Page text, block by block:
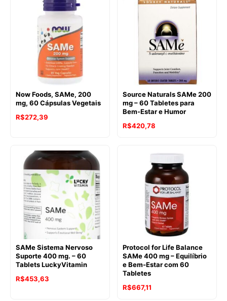
Now Foods, SAMe, 200
mg, 60 Cápsulas Vegetais
R$272,39
Source Naturals SAMe 200
mg – 60 Tabletes para
Bem-Estar e Humor
R$420,78
SAMe Sistema Nervoso
Suporte 400 mg. – 60
Tablets LuckyVitamin
R$453,63
Protocol for Life Balance
SAMe 400 mg – Equilíbrio
e Bem-Estar com 60
Tabletes
R$667,11